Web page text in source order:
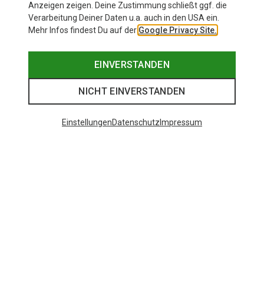
Anzeigen zeigen. Deine Zustimmung schließt ggf. die
Verarbeitung Deiner Daten u.a. auch in den USA ein.
Mehr Infos findest Du auf der Google Privacy Site.
EINVERSTANDEN
NICHT EINVERSTANDEN
EinstellungenDatenschutz Impressum